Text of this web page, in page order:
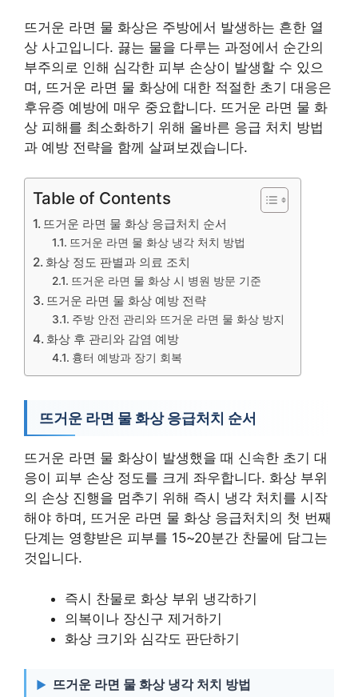
뜨거운 라면 물 화상은 주방에서 발생하는 흔한 열
상 사고입니다. 끓는 물을 다루는 과정에서 순간의
부주의로 인해 심각한 피부 손상이 발생할 수 있으
며, 뜨거운 라면 물 화상에 대한 적절한 초기 대응은
후유증 예방에 매우 중요합니다. 뜨거운 라면 물 화
상 피해를 최소화하기 위해 올바른 응급 처치 방법
과 예방 전략을 함께 살펴보겠습니다.
Table of Contents
뜨거운 라면 물 화상 응급처치 순서
뜨거운 라면 물 화상 냉각 처치 방법
화상 정도 판별과 의료 조치
뜨거운 라면 물 화상 시 병원 방문 기준
뜨거운 라면 물 화상 예방 전략
주방 안전 관리와 뜨거운 라면 물 화상 방지
화상 후 관리와 감염 예방
흉터 예방과 장기 회복
뜨거운 라면 물 화상 응급처치 순서
뜨거운 라면 물 화상이 발생했을 때 신속한 초기 대
응이 피부 손상 정도를 크게 좌우합니다. 화상 부위
의 손상 진행을 멈추기 위해 즉시 냉각 처치를 시작
해야 하며, 뜨거운 라면 물 화상 응급처치의 첫 번째
단계는 영향받은 피부를 15~20분간 찬물에 담그는
것입니다.
즉시 찬물로 화상 부위 냉각하기
의복이나 장신구 제거하기
화상 크기와 심각도 판단하기
뜨거운 라면 물 화상 냉각 처치 방법